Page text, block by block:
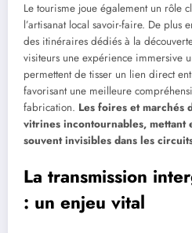
Le tourisme joue également un rôle
l’artisanat local savoir-faire. De plus
des itinéraires dédiés à la
visiteurs une expérience immersive
permettent de tisser un lien direct
favorisant une meilleure
fabrication. Les foires et marchés
vitrines incontournables, mettant
souvent invisibles dans les
La transmission
: un enjeu vital